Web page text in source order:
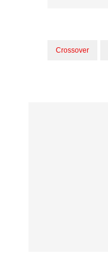
Crossover